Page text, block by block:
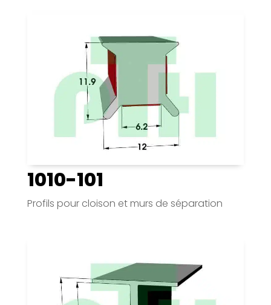
1010-101
Profils pour cloison et murs de séparation